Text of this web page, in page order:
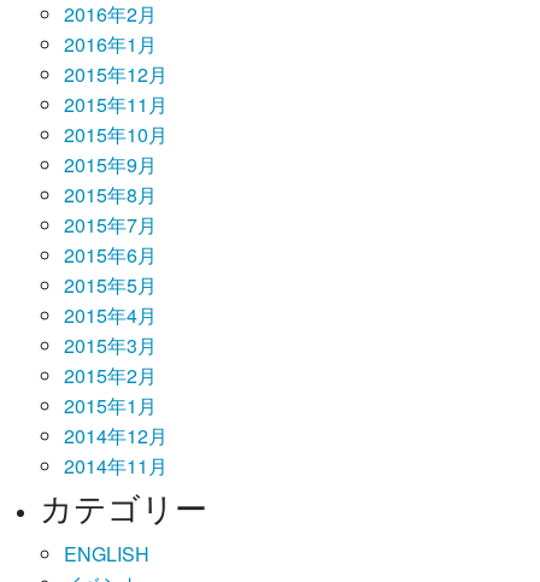
2016年2月
2016年1月
2015年12月
2015年11月
2015年10月
2015年9月
2015年8月
2015年7月
2015年6月
2015年5月
2015年4月
2015年3月
2015年2月
2015年1月
2014年12月
2014年11月
カテゴリー
ENGLISH